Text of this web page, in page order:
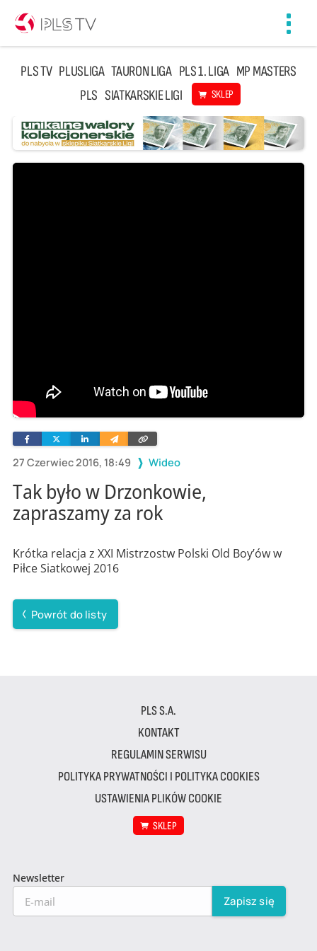
PLS TV PLUSLIGA TAURON LIGA PLS 1. LIGA MP MASTERS
PLS SIATKARSKIE LIGI SKLEP
27 Czerwiec 2016, 18:49 Wideo
FacebookTwitterLinkedinWyślij
e-
Skopiuj
link
Tak było w Drzonkowie,
zapraszamy za rok
Krótka relacja z XXI Mistrzostw Polski Old Boy’ów w
Piłce Siatkowej 2016
Powrót do listy
PLS S.A.
KONTAKT
REGULAMIN SERWISU
POLITYKA PRYWATNOŚCI I POLITYKA COOKIES
USTAWIENIA PLIKÓW COOKIE
SKLEP
Newsletter